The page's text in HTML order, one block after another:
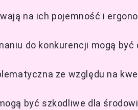
na ich pojemność i
do konkurencji mogą być
ze względu na
być szkodliwe dla